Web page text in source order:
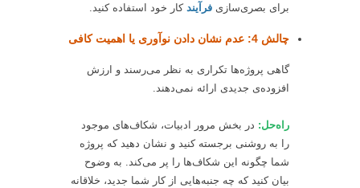
برای بصری‌سازیفرآيند کار خود استفاده کنید.
چالش 4: عدم نشان دادن نوآوری یا اهمیت کافی
گاهی پروژه‌ها تکراری به نظر می‌رسند و ارزش
افزوده‌ی جدیدی ارائه نمی‌دهند.
راه‌حل: در بخش مرور ادبیات، شکاف‌های موجود
را به روشنی برجسته کنید و نشان دهید که پروژه
شما چگونه این شکاف‌ها را پر می‌کند. به وضوح
بیان کنید که چه جنبه‌هایی از کار شما جدید، خلاقانه